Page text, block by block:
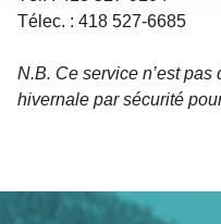
Télec. : 418 527-6685
N.B. Ce service n’est
hivernale par sécurité